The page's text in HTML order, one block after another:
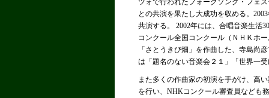
ツォで行われたフォークソング・フェ
との共演を果たし大成功を収める。
共演する。 2002年には、合唱音楽生活
コンクール全国コンクール（ＮＨＫホ
「さとうきび畑」を作曲した、寺島尚
は「題名のない音楽会２１」「世界一
また多くの作曲家の初演を手がけ、高
を行い、NHKコンクール審査員なども